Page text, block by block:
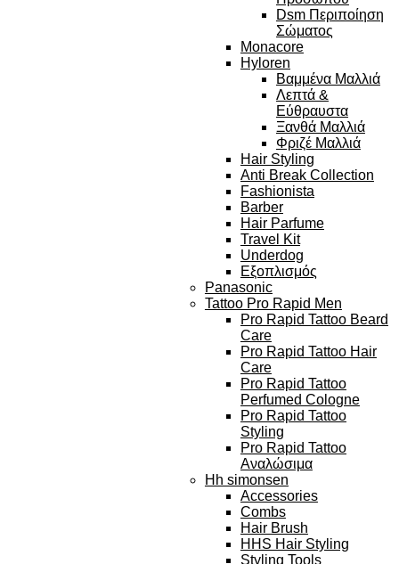
Dsm Περιποίηση
Σώματος
Monacore
Hyloren
Βαμμένα Μαλλιά
Λεπτά &
Εύθραυστα
Ξανθά Μαλλιά
Φριζέ Μαλλιά
Hair Styling
Anti Break Collection
Fashionista
Barber
Hair Parfume
Travel Kit
Underdog
Εξοπλισμός
Panasonic
Tattoo Pro Rapid Men
Pro Rapid Tattoo Beard
Care
Pro Rapid Tattoo Hair
Care
Pro Rapid Tattoo
Perfumed Cologne
Pro Rapid Tattoo
Styling
Pro Rapid Tattoo
Αναλώσιμα
Hh simonsen
Accessories
Combs
Hair Brush
HHS Hair Styling
Styling Tools